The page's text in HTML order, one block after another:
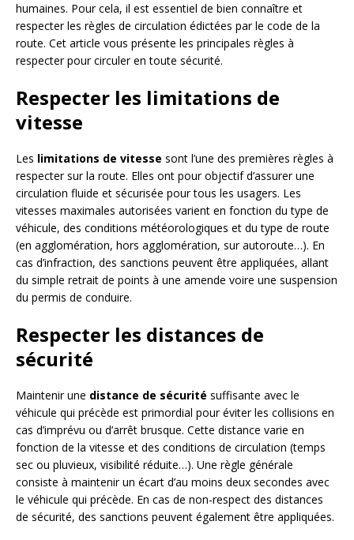
humaines. Pour cela, il est essentiel de bien connaître et
respecter les règles de circulation édictées par le code de la
route. Cet article vous présente les principales règles à
respecter pour circuler en toute sécurité.
Respecter les limitations de
vitesse
Les limitations de vitesse sont l’une des premières règles à
respecter sur la route. Elles ont pour objectif d’assurer une
circulation fluide et sécurisée pour tous les usagers. Les
vitesses maximales autorisées varient en fonction du type de
véhicule, des conditions météorologiques et du type de route
(en agglomération, hors agglomération, sur autoroute…). En
cas d’infraction, des sanctions peuvent être appliquées, allant
du simple retrait de points à une amende voire une suspension
du permis de conduire.
Respecter les distances de
sécurité
Maintenir une distance de sécurité suffisante avec le
véhicule qui précède est primordial pour éviter les collisions en
cas d’imprévu ou d’arrêt brusque. Cette distance varie en
fonction de la vitesse et des conditions de circulation (temps
sec ou pluvieux, visibilité réduite…). Une règle générale
consiste à maintenir un écart d’au moins deux secondes avec
le véhicule qui précède. En cas de non-respect des distances
de sécurité, des sanctions peuvent également être appliquées.